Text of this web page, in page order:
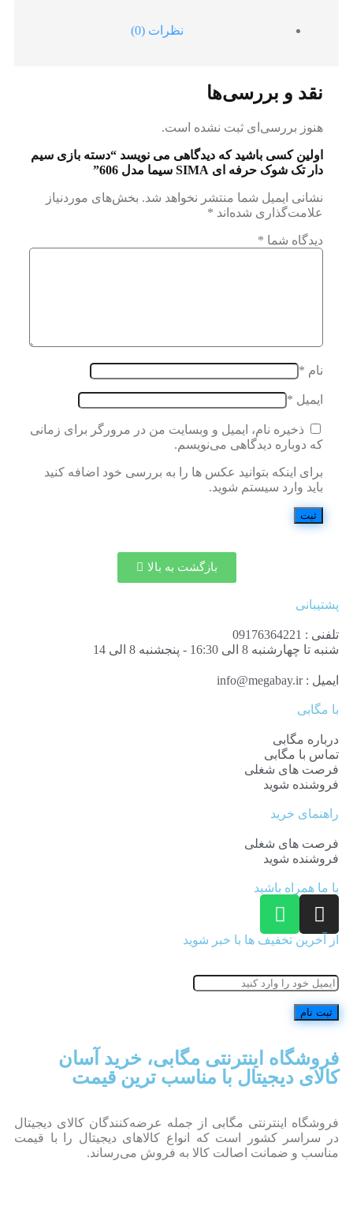
نظرات (0)
نقد و بررسی‌ها
هنوز بررسی‌ای ثبت نشده است.
اولین کسی باشید که دیدگاهی می نویسد “دسته بازی سیم
دار تک شوک حرفه ای SIMA سیما مدل 606”
نشانی ایمیل شما منتشر نخواهد شد. بخش‌های موردنیاز
علامت‌گذاری شده‌اند *
دیدگاه شما *
نام *
ایمیل *
ذخیره نام، ایمیل و وبسایت من در مرورگر برای زمانی
که دوباره دیدگاهی می‌نویسم.
برای اینکه بتوانید عکس ها را به بررسی خود اضافه کنید
باید وارد سیستم شوید.
بازگشت به بالا
پشتیبانی
تلفنی : 09176364221
شنبه تا چهارشنبه 8 الی 16:30 - پنجشنبه 8 الی 14
ایمیل : info@megabay.ir
با مگابی
درباره مگابی
تماس با مگابی
فرصت های شغلی
فروشنده شوید
راهنمای خرید
فرصت های شغلی
فروشنده شوید
با ما همراه باشید
از آخرین تخفیف ها با خبر شوید
فروشگاه اینترنتی مگابی، خرید آسان
کالای دیجیتال با مناسب ترین قیمت
فروشگاه اینترنتی مگابی از جمله عرضه‌کنندگان کالای دیجیتال
در سراسر کشور است که انواع کالاهای دیجیتال را با قیمت
مناسب و ضمانت اصالت کالا به فروش می‌رساند.